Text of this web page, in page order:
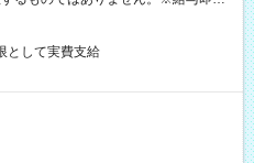
条件有）
として実費支給